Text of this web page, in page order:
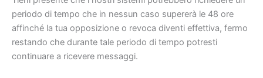
periodo di tempo che in nessun caso supererà le 48 ore
affinché la tua opposizione o revoca diventi effettiva, fermo
restando che durante tale periodo di tempo potresti
continuare a ricevere messaggi.